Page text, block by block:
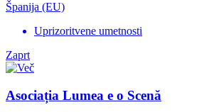
Španija (EU)
Uprizoritvene umetnosti
Zaprt
Asociația Lumea e o Scenă